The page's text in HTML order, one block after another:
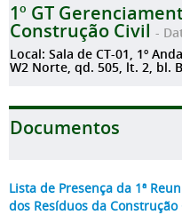
1º GT
Construção Civil -
Local: Sala de CT-01, 1º
W2 Norte, qd. 505, lt. 2, bl.
Documentos
Lista de Presença da 1ª
dos Resíduos da Construção